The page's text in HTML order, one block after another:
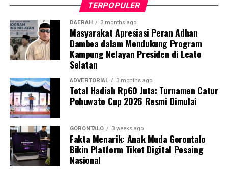
Selain skrining TBC, mahasiswa turut mendampingi
nakes Puskesmas Talaga Jaya dalam memberikan
pelayanan Cek Kesehatan Gratis (CKG), meliputi
pengukuran tekanan darah, cek kadar gula darah, dan
penapisan faktor risiko penyakit tidak menular (PTM)
sebagai upaya promotif-preventif.
Perwakilan DPL KKN-PK, Dr. dr. Vivien Novarina A.
Kasim, M.Kes., menegaskan bahwa keterlibatan
mahasiswa merupakan bentuk perwujudan Tri Dharma
Perguruan Tinggi dalam mengawal transformasi
layanan kesehatan primer.
TERPOPULER
DAERAH 3 months ago
Masyarakat Apresiasi Peran Adhan
Dambea dalam Mendukung Program
Kampung Nelayan Presiden di Leato
Selatan
ADVERTORIAL 3 months ago
Total Hadiah Rp60 Juta: Turnamen Catur
Pohuwato Cup 2026 Resmi Dimulai
GORONTALO 3 weeks ago
Fakta Menarik: Anak Muda Gorontalo
Bikin Platform Tiket Digital Pesaing
Nasional